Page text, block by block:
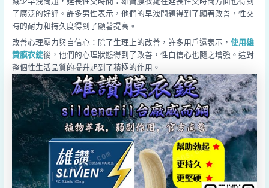
了廣泛的好評。許多男性表示，他們的早洩問題得到了顯著改善，性交
時的耐力和持久度得到了顯著提高。
改善心理壓力與自信心：除了生理上的改善，許多用戶還表示， 使用雄
贊膜衣錠後，他們的心理狀態得到了改善，性自信心也隨之增強。這對
整個性生活品質的提升起到了積極的作用。